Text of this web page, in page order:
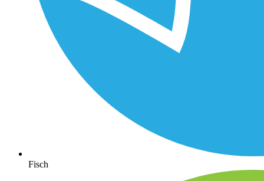
Fisch